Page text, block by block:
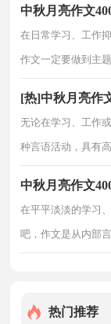
家一起来看看吧。中
中秋月亮作文
在日常学习、工作
作文一定要做到主
编整理的中秋月亮作
[热]中秋月亮作
无论在学习、工作
种言语活动，具有
家能够喜欢。中秋
中秋月亮作文
在平平淡淡的学习
吧，作文是从内部
热门推荐